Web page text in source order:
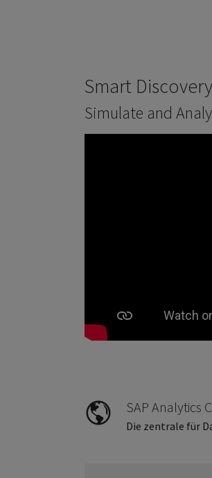
Smart Discovery
Simulate and
SAP Analytics
Die zentrale für